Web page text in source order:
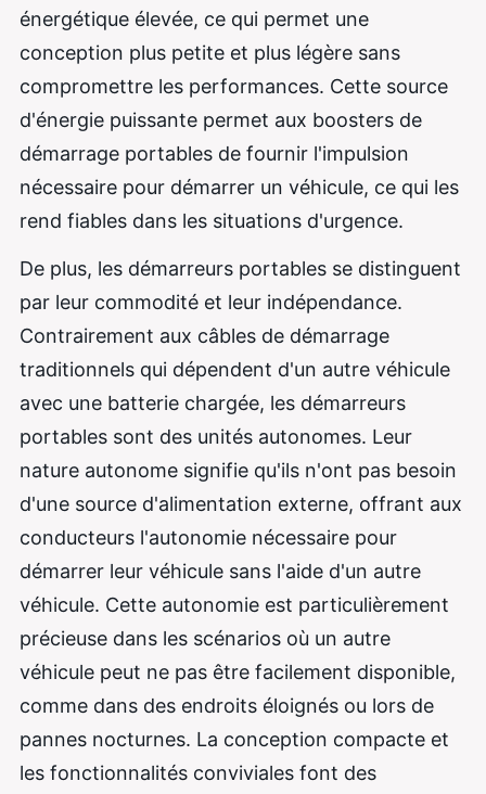
énergétique élevée, ce qui permet une
conception plus petite et plus légère sans
compromettre les performances. Cette source
d'énergie puissante permet aux boosters de
démarrage portables de fournir l'impulsion
nécessaire pour démarrer un véhicule, ce qui les
rend fiables dans les situations d'urgence.
De plus, les démarreurs portables se distinguent
par leur commodité et leur indépendance.
Contrairement aux câbles de démarrage
traditionnels qui dépendent d'un autre véhicule
avec une batterie chargée, les démarreurs
portables sont des unités autonomes. Leur
nature autonome signifie qu'ils n'ont pas besoin
d'une source d'alimentation externe, offrant aux
conducteurs l'autonomie nécessaire pour
démarrer leur véhicule sans l'aide d'un autre
véhicule. Cette autonomie est particulièrement
précieuse dans les scénarios où un autre
véhicule peut ne pas être facilement disponible,
comme dans des endroits éloignés ou lors de
pannes nocturnes. La conception compacte et
les fonctionnalités conviviales font des